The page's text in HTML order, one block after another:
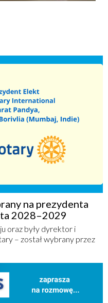
na prezydenta
2028–2029
oraz były dyrektor i
– został wybrany przez